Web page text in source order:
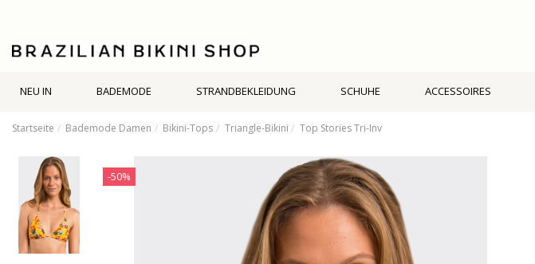
NEU IN BADEMODE STRANDBEKLEIDUNG SCHUHE ACCESSOIRES
Startseite Bademode Damen Bikini-Tops Triangle-Bikini Top Stories Tri-Inv
-50%